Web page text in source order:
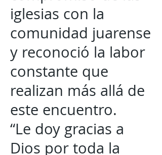
iglesias con la
comunidad juarense
y reconoció la labor
constante que
realizan más allá de
este encuentro.
“Le doy gracias a
Dios por toda la